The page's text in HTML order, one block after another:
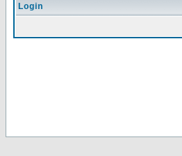
Login